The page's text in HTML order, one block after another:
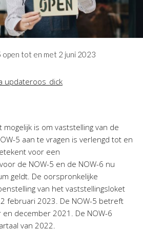
tot en met 2 juni 2023
updateroos_dick
is om vaststelling van de
5 aan te vragen is verlengd tot en
voor een
de NOW-5 en de NOW-6 nu
geldt. De oorspronkelijke
van het vaststellingsloket
februari 2023. De NOW-5 betreft
december 2021. De NOW-6
van 2022.